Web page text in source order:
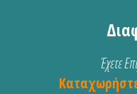
Έχετε